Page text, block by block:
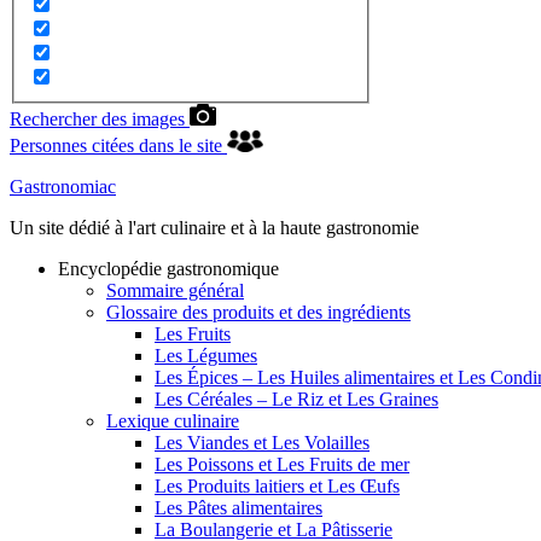
Rechercher des images
Personnes citées dans le site
Gastronomiac
Un site dédié à l'art culinaire et à la haute gastronomie
Encyclopédie gastronomique
Sommaire général
Glossaire des produits et des ingrédients
Les Fruits
Les Légumes
Les Épices – Les Huiles alimentaires et Les
Les Céréales – Le Riz et Les Graines
Lexique culinaire
Les Viandes et Les Volailles
Les Poissons et Les Fruits de mer
Les Produits laitiers et Les Œufs
Les Pâtes alimentaires
La Boulangerie et La Pâtisserie